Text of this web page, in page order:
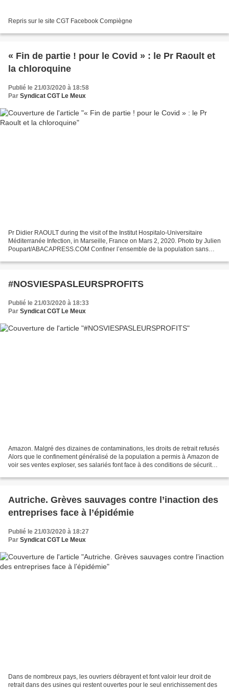
Repris sur le site CGT Facebook Compiègne
« Fin de partie ! pour le Covid » : le Pr Raoult et
la chloroquine
Publié le 21/03/2020 à 18:58
Par Syndicat CGT Le Meux
Pr Didier RAOULT during the visit of the Institut Hospitalo-Universitaire
Méditerranée Infection, in Marseille, France on Mars 2, 2020. Photo by Julien
Poupart/ABACAPRESS.COM Confiner l’ensemble de la population sans
#NOSVIESPASLEURSPROFITS
Publié le 21/03/2020 à 18:33
Par Syndicat CGT Le Meux
Amazon. Malgré des dizaines de contaminations, les droits de retrait refusés
Alors que le confinement généralisé de la population a permis à Amazon de
voir ses ventes exploser, ses salariés font face à des conditions de sécurité
Autriche. Grèves sauvages contre l’inaction des
entreprises face à l’épidémie
Publié le 21/03/2020 à 18:27
Par Syndicat CGT Le Meux
Dans de nombreux pays, les ouvriers débrayent et font valoir leur droit de
retrait dans des usines qui restent ouvertes pour le seul enrichissement des